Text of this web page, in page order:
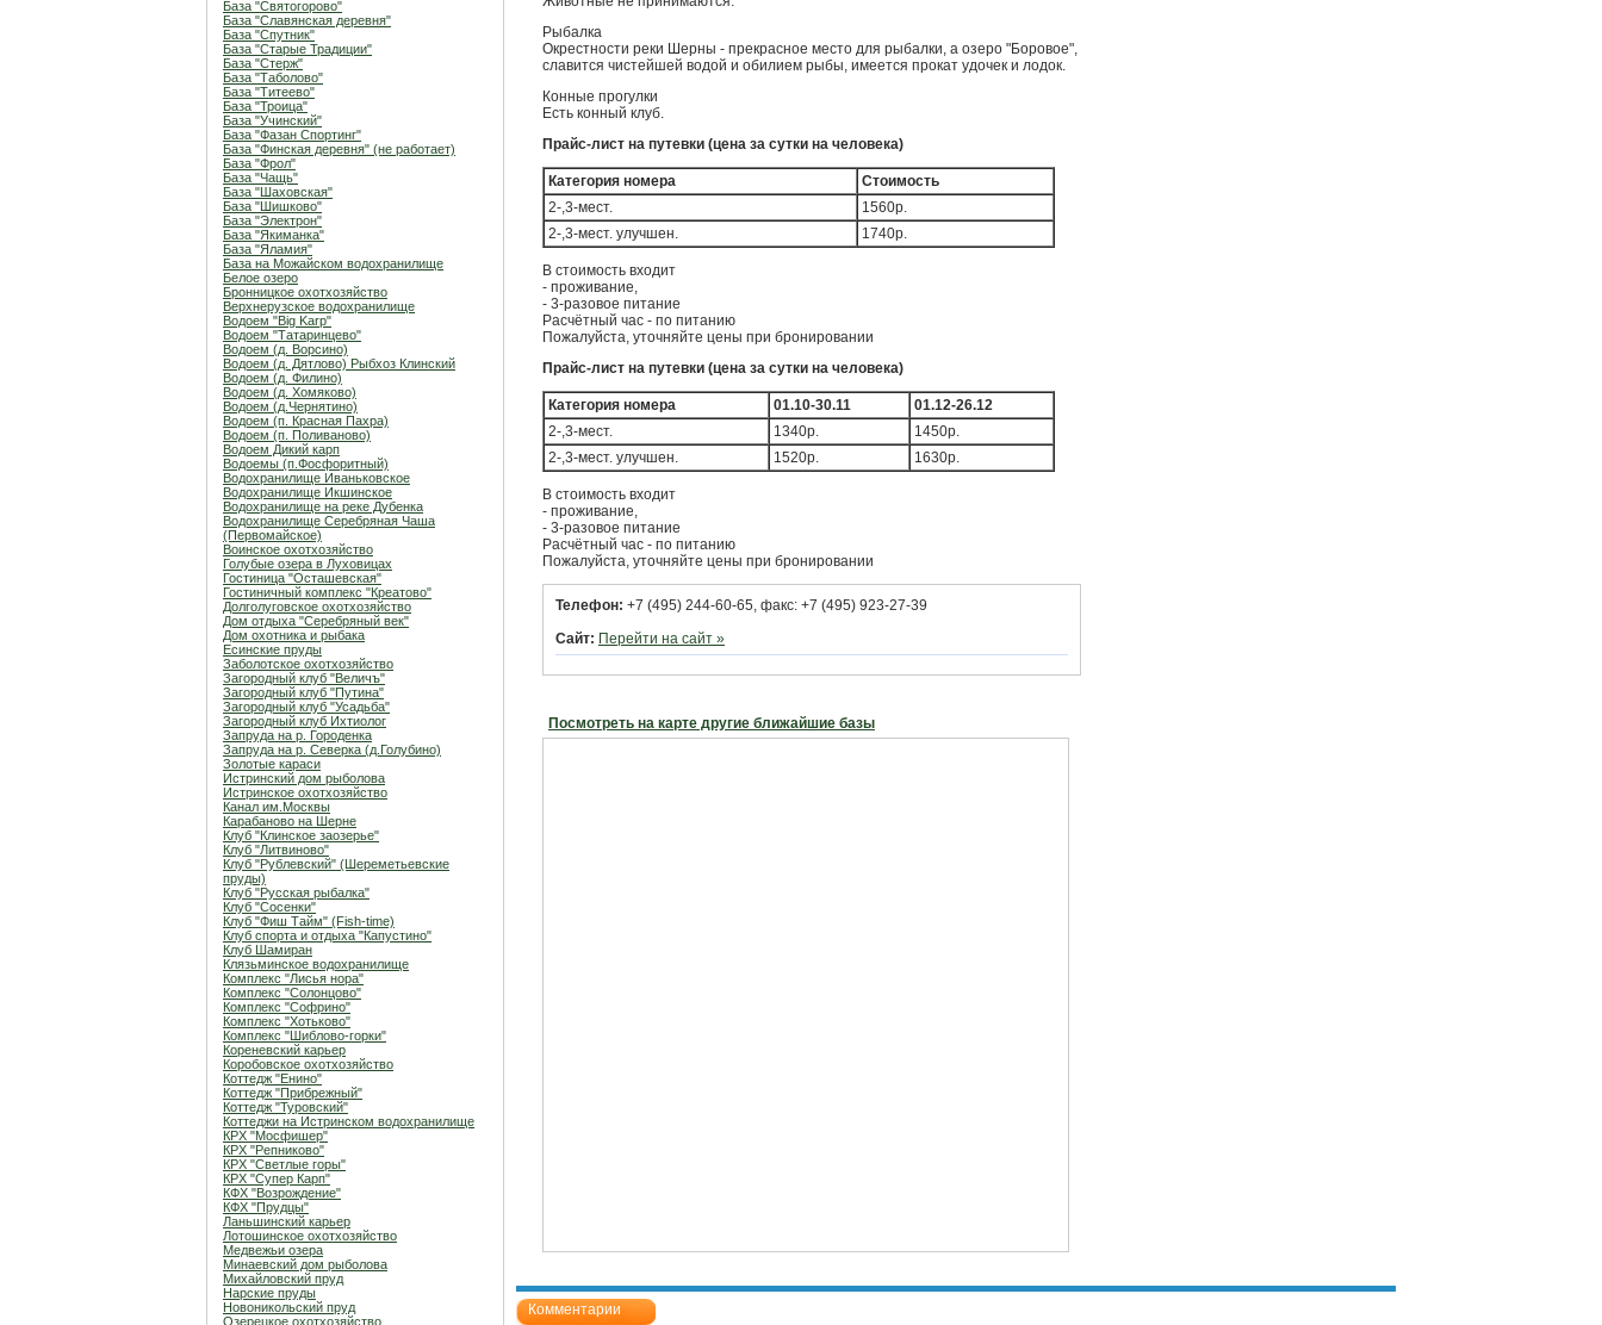
База "Святогорово"
База "Славянская деревня"
База "Спутник"
База "Старые Традиции"
База "Стерж"
База "Таболово"
База "Титеево"
База "Троица"
База "Учинский"
База "Фазан Спортинг"
База "Финская деревня" (не работает)
База "Фрол"
База "Чащь"
База "Шаховская"
База "Шишково"
База "Электрон"
База "Якиманка"
База "Яламия"
База на Можайском водохранилище
Белое озеро
Бронницкое охотхозяйство
Верхнерузское водохранилище
Водоем "Big Karp"
Водоем "Татаринцево"
Водоем (д. Ворсино)
Водоем (д. Дятлово) Рыбхоз Клинский
Водоем (д. Филино)
Водоем (д. Хомяково)
Водоем (д.Чернятино)
Водоем (п. Красная Пахра)
Водоем (п. Поливаново)
Водоем Дикий карп
Водоемы (п.Фосфоритный)
Водохранилище Иваньковское
Водохранилище Икшинское
Водохранилище на реке Дубенка
Водохранилище Серебряная Чаша
(Первомайское)
Воинское охотхозяйство
Голубые озера в Луховицах
Гостиница "Осташевcкая"
Гостиничный комплекс "Креатово"
Долголуговское охотхозяйство
Дом отдыха "Серебряный век"
Дом охотника и рыбака
Есинские пруды
Заболотское охотхозяйство
Загородный клуб "Величъ"
Загородный клуб "Путина"
Загородный клуб "Усадьба"
Загородный клуб Ихтиолог
Запруда на р. Городенка
Запруда на р. Северка (д.Голубино)
Золотые караси
Истринский дом рыболова
Истринское охотхозяйство
Канал им.Москвы
Карабаново на Шерне
Клуб "Клинское заозерье"
Клуб "Литвиново"
Клуб "Рублевский" (Шереметьевские
пруды)
Клуб "Русская рыбалка"
Клуб "Сосенки"
Клуб "Фиш Тайм" (Fish-time)
Клуб спорта и отдыха "Капустино"
Клуб Шамиран
Клязьминское водохранилище
Комплекс "Лисья нора"
Комплекс "Солонцово"
Комплекс "Софрино"
Комплекс "Хотьково"
Комплекс "Шиблово-горки"
Кореневский карьер
Коробовское охотхозяйство
Коттедж "Енино"
Коттедж "Прибрежный"
Коттедж "Туровский"
Коттеджи на Истринском водохранилище
КРХ "Мосфишер"
КРХ "Репниково"
КРХ "Светлые горы"
КРХ "Супер Карп"
КФХ "Возрождение"
КФХ "Прудцы"
Ланьшинский карьер
Лотошинское охотхозяйство
Медвежьи озера
Минаевский дом рыболова
Михайловский пруд
Нарские пруды
Новоникольский пруд
Озерецкое охотхозяйство
Рыбалка
Окрестности реки Шерны - прекрасное место для рыбалки, а озеро "Боровое",
славится чистейшей водой и обилием рыбы, имеется прокат удочек и лодок.
Конные прогулки
Есть конный клуб.
Прайс-лист на путевки (цена за сутки на человека)
Категория номера
Стоимость
2-,3-мест.
1560р.
2-,3-мест. улучшен.
1740р.
В стоимость входит
- проживание,
- 3-разовое питание
Расчётный час - по питанию
Пожалуйста, уточняйте цены при бронировании
Прайс-лист на путевки (цена за сутки на человека)
Категория номера 01.10-30.11
01.12-26.12
2-,3-мест.
1340р.
1450р.
2-,3-мест. улучшен.
1520р. 1630р.
В стоимость входит
- проживание,
- 3-разовое питание
Расчётный час - по питанию
Пожалуйста, уточняйте цены при бронировании
Телефон: +7 (495) 244-60-65, факс: +7 (495) 923-27-39
Сайт: Перейти на сайт »
Посмотреть на карте другие ближайшие базы
Комментарии